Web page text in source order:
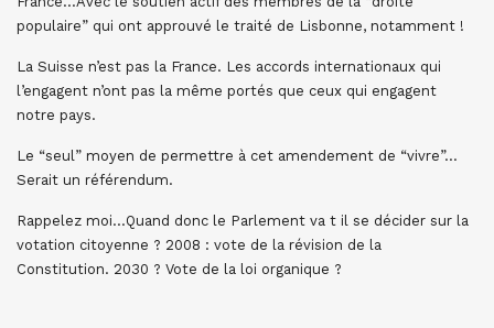
populaire” qui ont approuvé le traité de Lisbonne, notamment !
La Suisse n’est pas la France. Les accords internationaux qui
l’engagent n’ont pas la même portés que ceux qui engagent
notre pays.
Le “seul” moyen de permettre à cet amendement de “vivre”…
Serait un référendum.
Rappelez moi…Quand donc le Parlement va t il se décider sur la
votation citoyenne ? 2008 : vote de la révision de la
Constitution. 2030 ? Vote de la loi organique ?